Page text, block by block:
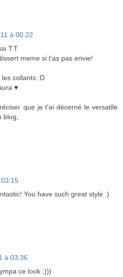
à 00:22
T.T
meme si t'as pas envie!
collants :D
♥
que je t'ai décerné le versatile
blog,
You have such great style :)
à 03:36
ce look ;)))